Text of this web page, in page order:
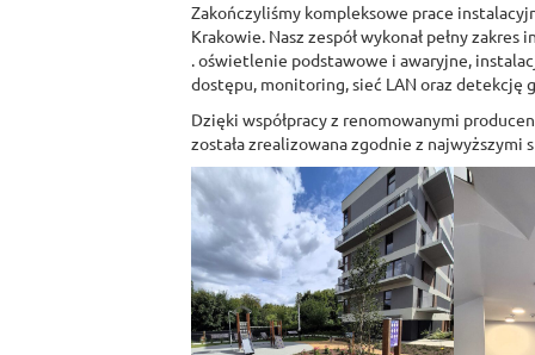
Zakończyliśmy kompleksowe prace
Krakowie. Nasz zespół wykonał pełny
. oświetlenie podstawowe i awaryjne,
dostępu, monitoring, sieć LAN oraz detekcję
Dzięki współpracy z renomowanymi
została zrealizowana zgodnie z